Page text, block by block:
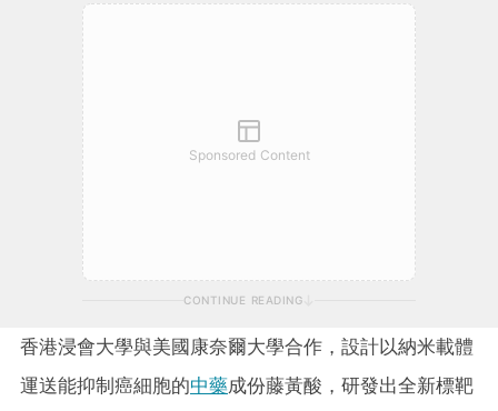
Sponsored Content
CONTINUE READING
香港浸會大學與美國康奈爾大學合作，設計以納米載體
運送能抑制癌細胞的中藥成份藤黃酸，研發出全新標靶